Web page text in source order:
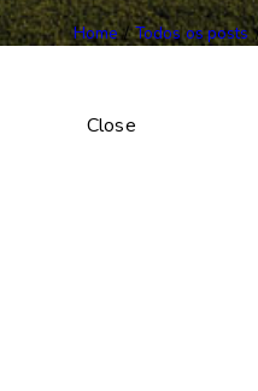
Home Todos os posts
Close